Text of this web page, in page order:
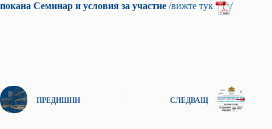
покана Семинар и условия за участие /вижте тук /
ПРЕДИШНИ СЛЕДВАЩ